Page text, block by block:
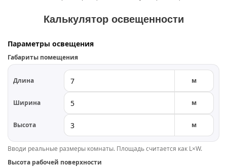
Калькулятор освещенности
Параметры освещения
Габариты помещения
Длина м
Ширина м
Высота м
Вводи реальные размеры комнаты. Площадь считается как L×W.
Высота рабочей поверхности